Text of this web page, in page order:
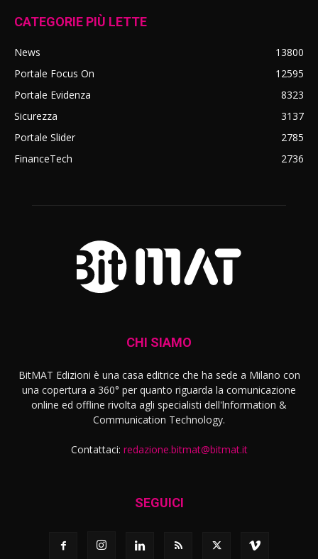
CATEGORIE PIÙ LETTE
News
13800
Portale Focus On
12595
Portale Evidenza
8323
Sicurezza
3137
Portale Slider
2785
FinanceTech
2736
CHI SIAMO
BitMAT Edizioni è una casa editrice che ha sede a Milano con
una copertura a 360° per quanto riguarda la comunicazione
online ed offline rivolta agli specialisti dell'lnformation &
Communication Technology.
Contattaci: redazione.bitmat@bitmat.it
SEGUICI